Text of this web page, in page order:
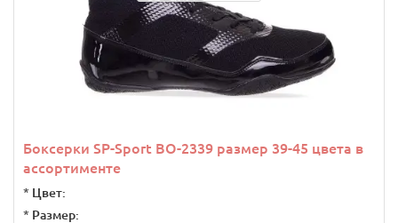
Боксерки SP-Sport BO-2339 размер 39-45 цвета в
ассортименте
* Цвет:
* Размер: